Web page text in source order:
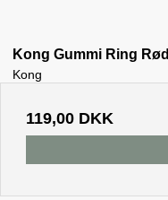
Kong Gummi Ring Rød
Kong
119,00 DKK